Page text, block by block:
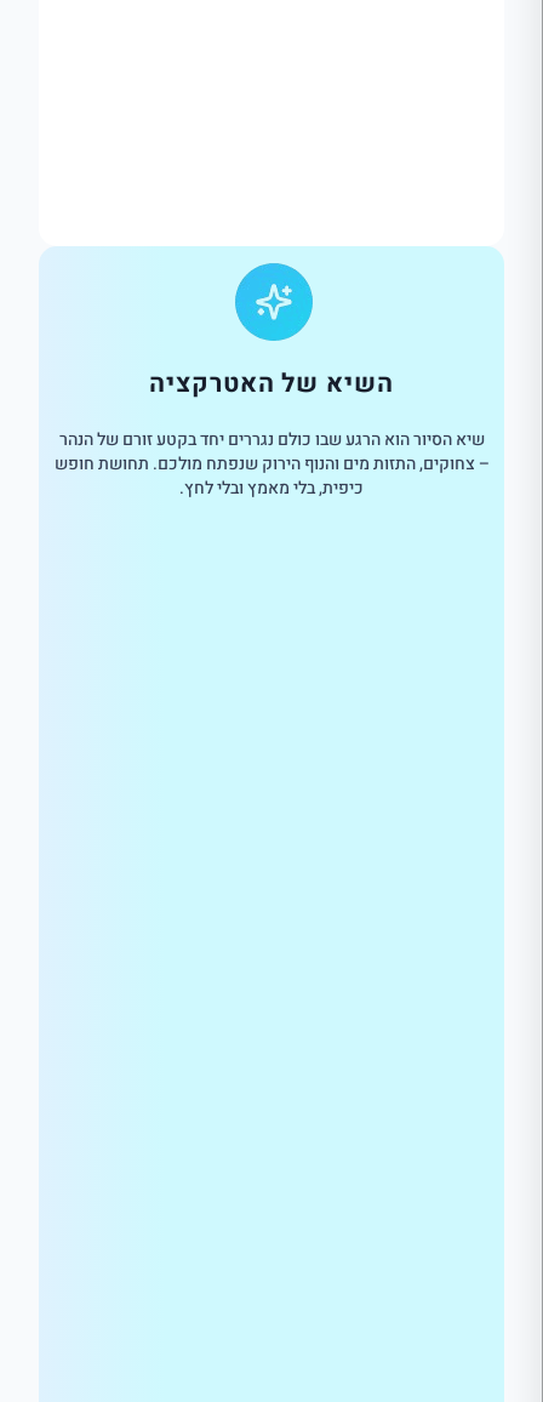
השיא של האטרקציה
שיא הסיור הוא הרגע שבו כולם נגררים יחד בקטע זורם של הנהר
– צחוקים, התזות מים והנוף הירוק שנפתח מולכם. תחושת חופש
כיפית, בלי מאמץ ובלי לחץ.